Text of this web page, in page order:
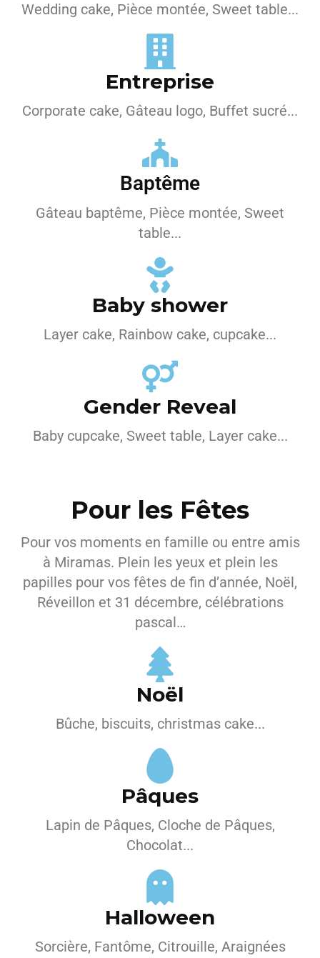
Wedding cake, Pièce montée, Sweet table...
Entreprise
Corporate cake, Gâteau logo, Buffet sucré...
Baptême
Gâteau baptême, Pièce montée, Sweet
table...
Baby shower
Layer cake, Rainbow cake, cupcake...
Gender Reveal
Baby cupcake, Sweet table, Layer cake...
Pour les Fêtes
Pour vos moments en famille ou entre amis
à Miramas. Plein les yeux et plein les
papilles pour vos fêtes de fin d’année, Noël,
Réveillon et 31 décembre, célébrations
pascal…
Noël
Bûche, biscuits, christmas cake...
Pâques
Lapin de Pâques, Cloche de Pâques,
Chocolat...
Halloween
Sorcière, Fantôme, Citrouille, Araignées